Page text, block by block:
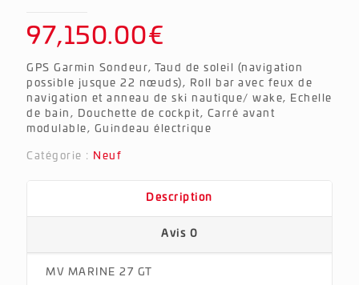
97,150.00€
GPS Garmin Sondeur, Taud de soleil (navigation
possible jusque 22 nœuds), Roll bar avec feux de
navigation et anneau de ski nautique/ wake, Echelle
de bain, Douchette de cockpit, Carré avant
modulable, Guindeau électrique
Catégorie : Neuf
Description
Avis 0
MV MARINE 27 GT